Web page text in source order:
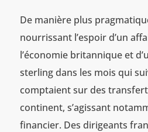
De manière plus
nourrissant l’espoir d’un
l’économie britannique et
sterling dans les mois qui
comptaient sur des
continent, s’agissant
financier. Des dirigeants